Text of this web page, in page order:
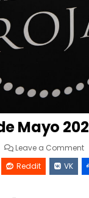
Mayo
Leave a Comment
Reddit VK